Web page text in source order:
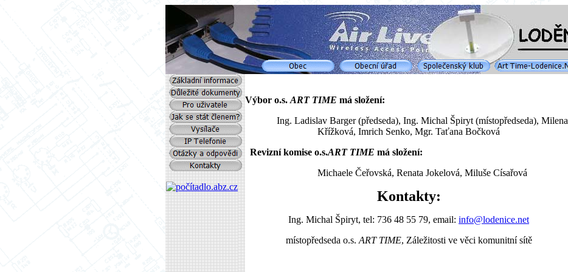
Výbor o.s. ART TIME má složení:
Ing. Ladislav Barger (předseda), Ing. Michal Špiryt (místopředseda), Milena
Křížková, Imrich Senko, Mgr. Taťana Bočková
Revizní komise o.s.ART TIME má složení:
Michaele Čeřovská, Renata Jokelová, Miluše Císařová
Kontakty:
Ing. Michal Špiryt, tel: 736 48 55 79, email: info@lodenice.net
místopředseda o.s. ART TIME, Záležitosti ve věci komunitní sítě